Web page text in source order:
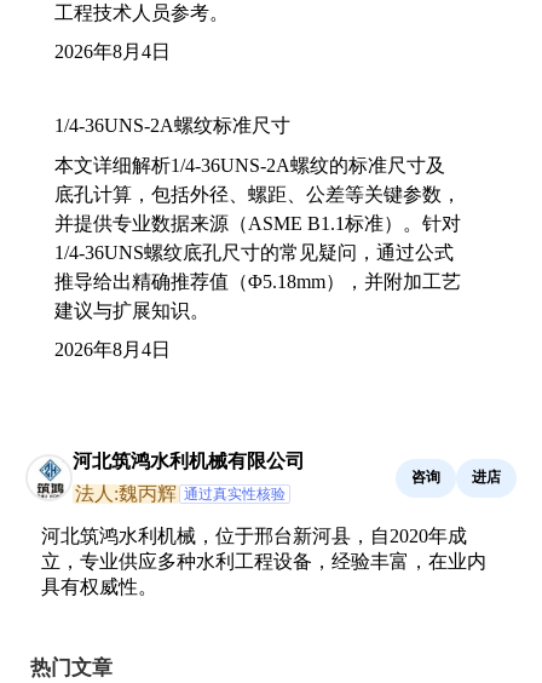
工程技术人员参考。
2026年8月4日
1/4-36UNS-2A螺纹标准尺寸
本文详细解析1/4-36UNS-2A螺纹的标准尺寸及
底孔计算，包括外径、螺距、公差等关键参数，
并提供专业数据来源（ASME B1.1标准）。针对
1/4-36UNS螺纹底孔尺寸的常见疑问，通过公式
推导给出精确推荐值（Φ5.18mm），并附加工艺
建议与扩展知识。
2026年8月4日
河北筑鸿水利机械有限公司
法人:魏丙辉 通过真实性核验
咨询 进店
河北筑鸿水利机械，位于邢台新河县，自2020年成
立，专业供应多种水利工程设备，经验丰富，在业内
具有权威性。
热门文章